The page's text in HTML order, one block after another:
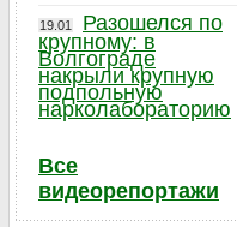
19.01
Разошелся по
крупному: в
Волгограде
накрыли крупную
подпольную
нарколабораторию
Все
видеорепортажи